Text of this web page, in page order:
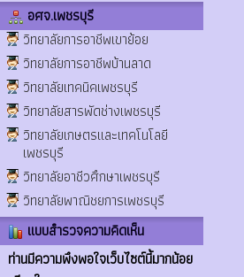
อศจ.เพชรบุรี
วิทยาลัยการอาชีพเขาย้อย
วิทยาลัยการอาชีพบ้านลาด
วิทยาลัยเทคนิคเพชรบุรี
วิทยาลัยสารพัดช่างเพชรบุรี
วิทยาลัยเกษตรและเทคโนโลยี
เพชรบุรี
วิทยาลัยอาชีวศึกษาเพชรบุรี
วิทยาลัยพาณิชยการเพชรบุรี
แบบสำรวจความคิดเห็น
ท่านมีความพึงพอใจเว็บไซต์นี้มากน้อย